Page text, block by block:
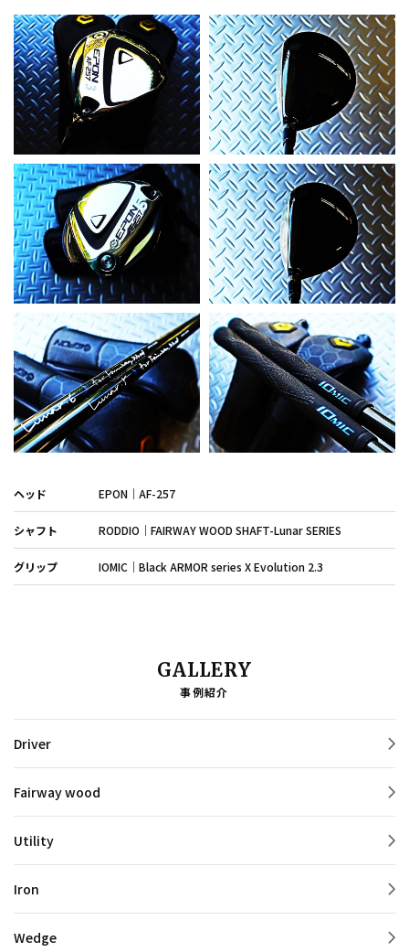
ヘッド EPON｜AF-257
シャフト RODDIO｜FAIRWAY WOOD SHAFT-Lunar SERIES
グリップ IOMIC｜Black ARMOR series X Evolution 2.3
GALLERY
事例紹介
Driver
Fairway wood
Utility
Iron
Wedge